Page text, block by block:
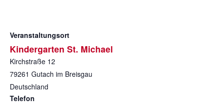
Veranstaltungsort
Kindergarten St. Michael
Kirchstraße 12
79261 Gutach im Breisgau
Deutschland
Telefon